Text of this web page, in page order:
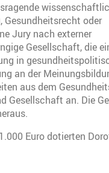
Gesundheitsrecht oder
Jury nach externer
Gesellschaft, die
in
an der
aus dem
Gesellschaft an. Die
Euro dotierten